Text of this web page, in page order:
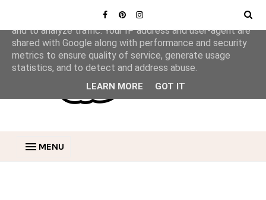
MENU
This site uses cookies from Google to deliver its services
and to analyze traffic. Your IP address and user-agent are
shared with Google along with performance and security
metrics to ensure quality of service, generate usage
statistics, and to detect and address abuse.
LEARN MORE GOT IT